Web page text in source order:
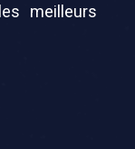
meilleurs